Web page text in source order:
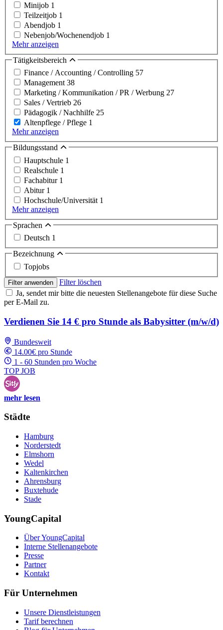
Minijob 1
Teilzeitjob 1
Abendjob 1
Nebenjob/Wochenendjob 1
Mehr anzeigen
Tätigkeitsbereich
Finance / Accounting / Controlling 57
Management 38
Marketing / Kommunikation / PR / Werbung 27
Sales / Vertrieb 26
Pädagogik / Nachhilfe 25
Altenpflege / Pflege 1
Mehr anzeigen
Bildungsstand
Hauptschule 1
Realschule 1
Fachabitur 1
Abitur 1
Hochschule/Universität 1
Mehr anzeigen
Sprachen
Deutsch 1
Bezeichnung
Topjobs
Filter anwenden
Filter löschen
Ja, sendet mir bitte die neuesten Stellenangebote für diese Suche
per E-Mail zu.
Verdienen Sie 14 € pro Stunde als Babysitter (m/w/d)
Bundesweit
14.00€ pro Stunde
1 - 60 Stunden pro Woche
TOP JOB
mehr lesen
Städte
Hamburg
Norderstedt
Elmshorn
Wedel
Kaltenkirchen
Ahrensburg
Buxtehude
Stade
YoungCapital
Über YoungCapital
Interne Stellenangebote
Presse
Partner
Kontakt
Für Unternehmen
Unsere Dienstleistungen
Tarif berechnen